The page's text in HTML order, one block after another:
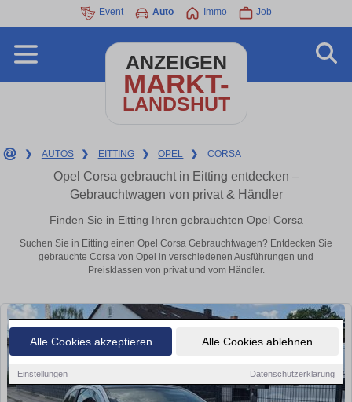
Alle Cookies akzeptieren Alle Cookies ablehnen
Einstellungen Datenschutzerklärung
Event Auto Immo Job
ANZEIGEN
MARKT-
LANDSHUT
❯ AUTOS ❯ EITTING ❯ OPEL ❯ CORSA
Opel Corsa gebraucht in Eitting entdecken –
Gebrauchtwagen von privat & Händler
Finden Sie in Eitting Ihren gebrauchten Opel Corsa
Suchen Sie in Eitting einen Opel Corsa Gebrauchtwagen? Entdecken Sie
gebrauchte Corsa von Opel in verschiedenen Ausführungen und
Preisklassen von privat und vom Händler.